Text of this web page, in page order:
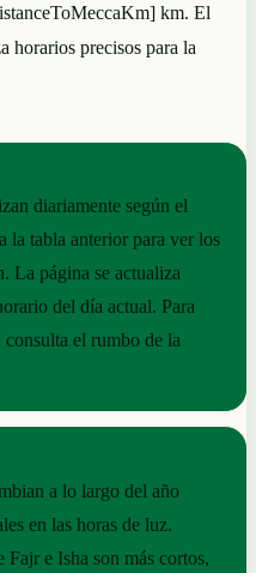
km. El
horarios precisos para la
diariamente según el
la tabla anterior para ver los
La página se actualiza
del día actual. Para
el rumbo de la
a lo largo del año
en las horas de luz.
e Isha son más cortos,